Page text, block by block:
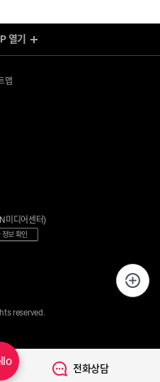
전화상담
TV
안마의자
운동기구
런닝머신
태블릿
스마트홈
열기
맵
미디어센터)
정보 확인
reserved.